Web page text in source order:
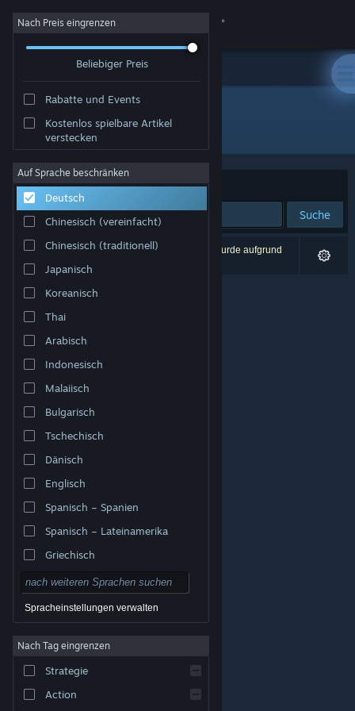
Anmelden
Info
Support
Sprache ändern
Steam-Mobile-App herunterladen
Desktopversion anzeigen
© Valve Corporation. Alle Rechte vorbehalten. Alle
USA und anderen Ländern.
Rechtliches
Barrierefreiheit
Nutzungsvertrag
Nach Preis eingrenzen
Beliebiger Preis
Rabatte und Events
Kostenlos spielbare Artikel
verstecken
Auf Sprache beschränken
Deutsch
Chinesisch (vereinfacht)
Chinesisch (traditionell)
Japanisch
Koreanisch
Thai
Arabisch
Indonesisch
Malaiisch
Bulgarisch
Tschechisch
Dänisch
Englisch
Spanisch – Spanien
Spanisch – Lateinamerika
Griechisch
Spracheinstellungen verwalten
Nach Tag eingrenzen
Strategie
Action
Entwickler: 众妙之门工作室
Sortieren nach Relevanz
Suche
0 Ergebnisse entsprechen Ihrer Suche. 1 Titel wurde aufgrund
Ihrer Einstellungen ausgeschlossen.